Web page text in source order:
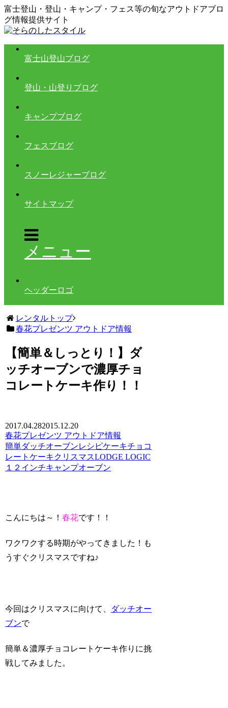
富士登山・登山・キャンプ・フェス等の旬なアウトドアブロ
グ情報提供サイト
富士山登山ブログ
登山・山登りブログ
キャンプブログ
フェスブログ
スノーレジャーブログ
サイトマップ
メニュー
ヘッダーロゴ
レンタルトップ
春花プレゼンツ アウトドア情報
【簡単＆しっとり！】ダ
ッチオーブンで濃厚チョ
コレートケーキ作り！！
2017.04.282015.12.20
春花プレゼンツ アウトドア情報
簡単ダッチオーブンレシピケーキチョコ
レートケーキ クリスマスLODGE LOGIC
１２インチキャンプオーブン
こんにちは～！春花です！！
ワクワクする時期がやってきました！も
うすぐクリスマスですね♪
今回はクリスマスに向けて、
ダッチオー
ブンで
簡単＆濃厚チョコレートケーキ作りに挑
戦してみました。